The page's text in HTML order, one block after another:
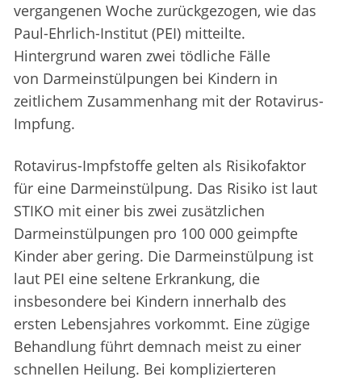
vergangenen Woche zurückgezogen, wie das
Paul-Ehrlich-Institut (PEI) mitteilte.
Hintergrund waren zwei tödliche Fälle
von Darmeinstülpungen bei Kindern in
zeitlichem Zusammenhang mit der Rotavirus-
Impfung.
Rotavirus-Impfstoffe gelten als Risikofaktor
für eine Darmeinstülpung. Das Risiko ist laut
STIKO mit einer bis zwei zusätzlichen
Darmeinstülpungen pro 100 000 geimpfte
Kinder aber gering. Die Darmeinstülpung ist
laut PEI eine seltene Erkrankung, die
insbesondere bei Kindern innerhalb des
ersten Lebensjahres vorkommt. Eine zügige
Behandlung führt demnach meist zu einer
schnellen Heilung. Bei komplizierteren